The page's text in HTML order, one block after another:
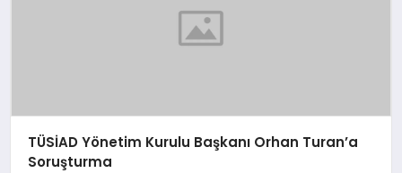
TÜSİAD Yönetim Kurulu Başkanı Orhan Turan’a
Soruşturma